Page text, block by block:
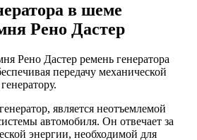
в шеме
Рено Дастер
Рено Дастер ремень генератора
передачу механической
является неотъемлемой
автомобиля. Он отвечает за
энергии, необходимой для